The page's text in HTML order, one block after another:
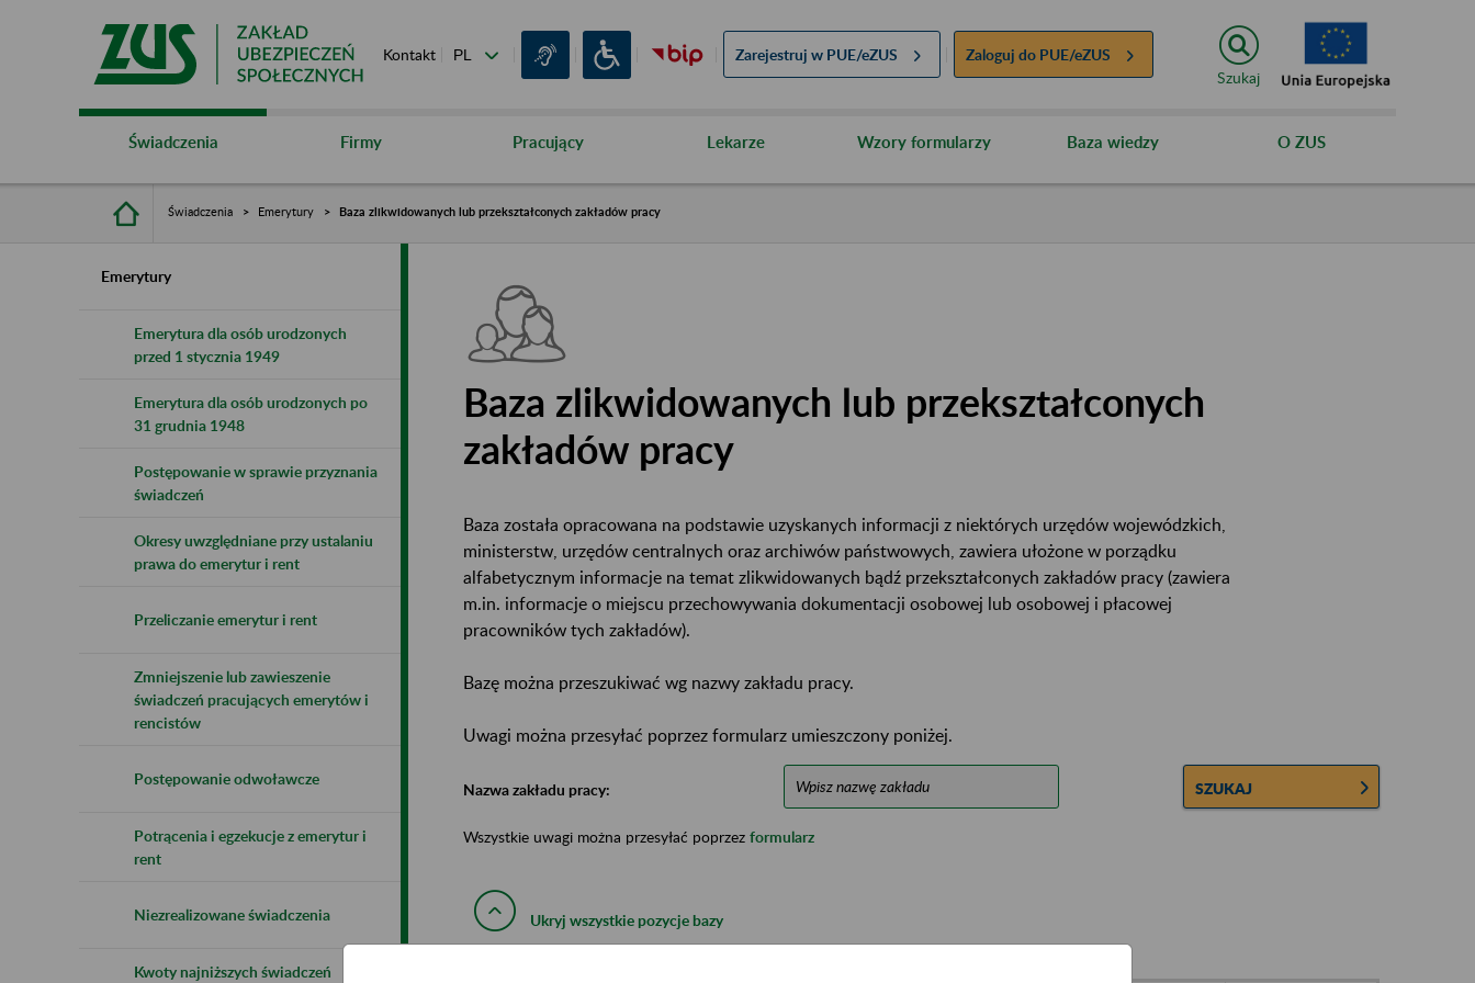
Kontakt Zarejestruj w PUE/eZUS Zaloguj do PUE/eZUS
Szukaj
Świadczenia Firmy Pracujący Lekarze Wzory formularzy Baza wiedzy O ZUS
Świadczenia Emerytury Baza zlikwidowanych lub przekształconych zakładów pracy
Emerytury
Emerytura dla osób urodzonych
przed 1 stycznia 1949
Emerytura dla osób urodzonych po
31 grudnia 1948
Postępowanie w sprawie przyznania
świadczeń
Okresy uwzględniane przy ustalaniu
prawa do emerytur i rent
Przeliczanie emerytur i rent
Zmniejszenie lub zawieszenie
świadczeń pracujących emerytów i
rencistów
Postępowanie odwoławcze
Potrącenia i egzekucje z emerytur i
rent
Niezrealizowane świadczenia
Kwoty najniższych świadczeń
Baza zlikwidowanych lub przekształconych
zakładów pracy
Baza została opracowana na podstawie uzyskanych informacji z niektórych urzędów wojewódzkich,
ministerstw, urzędów centralnych oraz archiwów państwowych, zawiera ułożone w porządku
alfabetycznym informacje na temat zlikwidowanych bądź przekształconych zakładów pracy (zawiera
m.in. informacje o miejscu przechowywania dokumentacji osobowej lub osobowej i płacowej
pracowników tych zakładów).
Bazę można przeszukiwać wg nazwy zakładu pracy.
Uwagi można przesyłać poprzez formularz umieszczony poniżej.
Nazwa zakładu pracy: SZUKAJ
Wszystkie uwagi można przesyłać poprzez formularz
Ukryj wszystkie pozycje bazy